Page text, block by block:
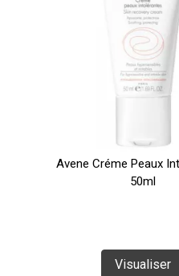
Avene Créme Peaux
50ml
Visualiser